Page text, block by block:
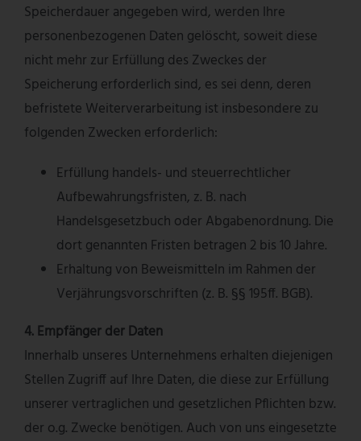
Speicherdauer angegeben wird, werden Ihre
personenbezogenen Daten gelöscht, soweit diese
nicht mehr zur Erfüllung des Zweckes der
Speicherung erforderlich sind, es sei denn, deren
befristete Weiterverarbeitung ist insbesondere zu
folgenden Zwecken erforderlich:
Erfüllung handels- und steuerrechtlicher
Aufbewahrungsfristen, z. B. nach
Handelsgesetzbuch oder Abgabenordnung. Die
dort genannten Fristen betragen 2 bis 10 Jahre.
Erhaltung von Beweismitteln im Rahmen der
Verjährungsvorschriften (z. B. §§ 195ff. BGB).
4. Empfänger der Daten
Innerhalb unseres Unternehmens erhalten diejenigen
Stellen Zugriff auf Ihre Daten, die diese zur Erfüllung
unserer vertraglichen und gesetzlichen Pflichten bzw.
der o.g. Zwecke benötigen. Auch von uns eingesetzte